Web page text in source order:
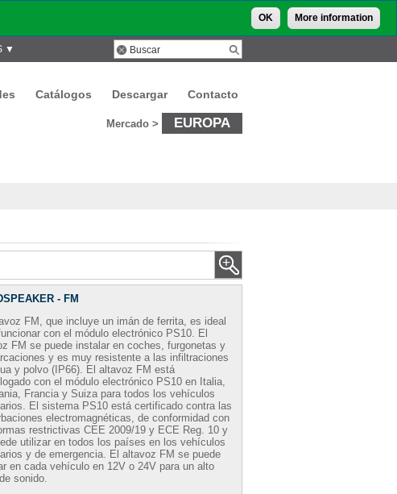
OK More information
▼
Catálogos Descargar Contacto
Mercado > EUROPA
- FM
FM, que incluye un imán de ferrita, es ideal
con el módulo electrónico PS10. El
FM se puede instalar en coches, furgonetas y
y es muy resistente a las infiltraciones
y polvo (IP66). El altavoz FM está
con el módulo electrónico PS10 en Italia,
Francia y Suiza para todos los vehículos
El sistema PS10 está certificado contra las
electromagnéticas, de conformidad con
restrictivas CEE 2009/19 y ECE Reg. 10 y
utilizar en todos los países en los vehículos
y de emergencia. El altavoz FM se puede
en cada vehículo en 12V o 24V para un alto
sonido.